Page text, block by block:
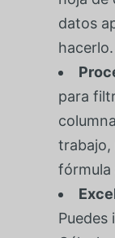
datos
hacerlo.
para
trabajo,
fórmula
Puedes